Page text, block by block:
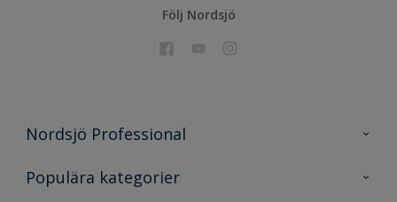
Följ Nordsjö
Nordsjö Professional
Kontakta oss
Populära kategorier